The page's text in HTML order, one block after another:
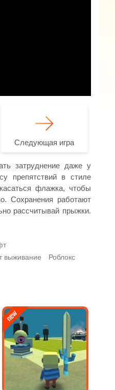
Следующая игра
затруднение даже у
препятствий в стиле
флажка, чтобы
Сохранения работают
рассчитывай прыжки.
выживание
Роблокс